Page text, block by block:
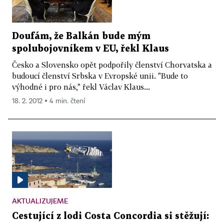
Doufám, že Balkán bude mým
spolubojovníkem v EU, řekl Klaus
Česko a Slovensko opět podpořily členství Chorvatska a
budoucí členství Srbska v Evropské unii. "Bude to
výhodné i pro nás," řekl Václav Klaus...
18. 2. 2012 ▪ 4 min. čtení
AKTUALIZUJEME
Cestující z lodi Costa Concordia si stěžují: